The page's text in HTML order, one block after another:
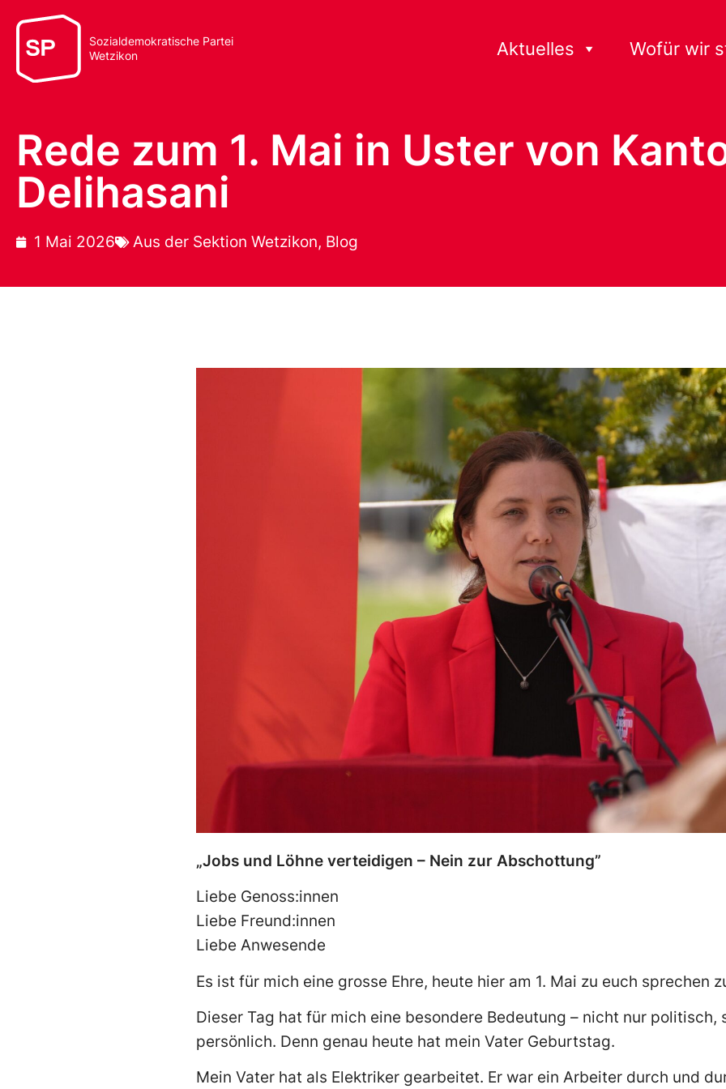
Sozialdemokratische Partei
Wetzikon
Aktuelles Wofür wir
Rede zum 1. Mai in Uster von
Delihasani
1 Mai 2026 Aus der Sektion Wetzikon, Blog
„Jobs und Löhne verteidigen – Nein zur Abschottung”
Liebe Genoss:innen
Liebe Freund:innen
Liebe Anwesende
Es ist für mich eine grosse Ehre, heute hier am 1. Mai zu euch sprechen
Dieser Tag hat für mich eine besondere Bedeutung – nicht nur politisch,
persönlich. Denn genau heute hat mein Vater Geburtstag.
Mein Vater hat als Elektriker gearbeitet. Er war ein Arbeiter durch und